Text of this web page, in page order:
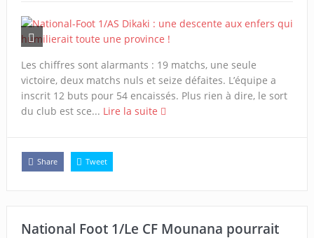
Les chiffres sont alarmants : 19 matchs, une seule
victoire, deux matchs nuls et seize défaites. L’équipe a
inscrit 12 buts pour 54 encaissés. Plus rien à dire, le sort
du club est sce... Lire la suite
Share Tweet
National Foot 1/Le CF Mounana pourrait